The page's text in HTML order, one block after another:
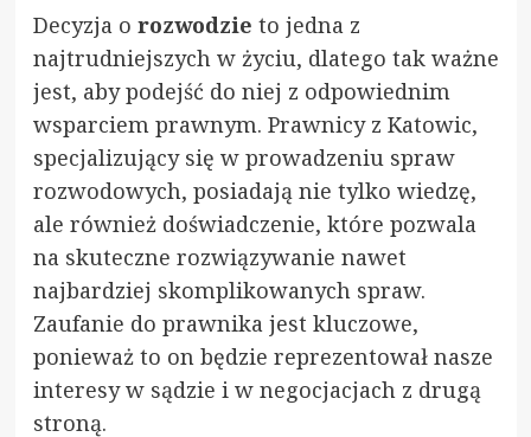
Decyzja o rozwodzie to jedna z
najtrudniejszych w życiu, dlatego tak ważne
jest, aby podejść do niej z odpowiednim
wsparciem prawnym. Prawnicy z Katowic,
specjalizujący się w prowadzeniu spraw
rozwodowych, posiadają nie tylko wiedzę,
ale również doświadczenie, które pozwala
na skuteczne rozwiązywanie nawet
najbardziej skomplikowanych spraw.
Zaufanie do prawnika jest kluczowe,
ponieważ to on będzie reprezentował nasze
interesy w sądzie i w negocjacjach z drugą
stroną.